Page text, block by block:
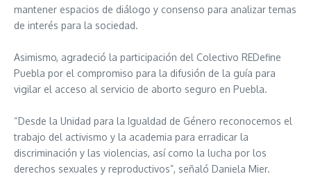
mantener espacios de diálogo y consenso para analizar temas
de interés para la sociedad.
Asimismo, agradeció la participación del Colectivo REDefine
Puebla por el compromiso para la difusión de la guía para
vigilar el acceso al servicio de aborto seguro en Puebla.
“Desde la Unidad para la Igualdad de Género reconocemos el
trabajo del activismo y la academia para erradicar la
discriminación y las violencias, así como la lucha por los
derechos sexuales y reproductivos”, señaló Daniela Mier.